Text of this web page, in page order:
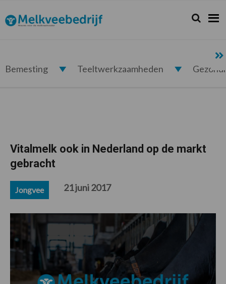
de
hoofdnavigatie
de
hoofd
de
eerste
de
voettekst
Melkveebedrijf.nl Zoeken...
Zoek
Bemesting Teeltwerkzaamheden
Vitalmelk ook in Nederland op de markt
gebracht
Jongvee 21 juni 2017